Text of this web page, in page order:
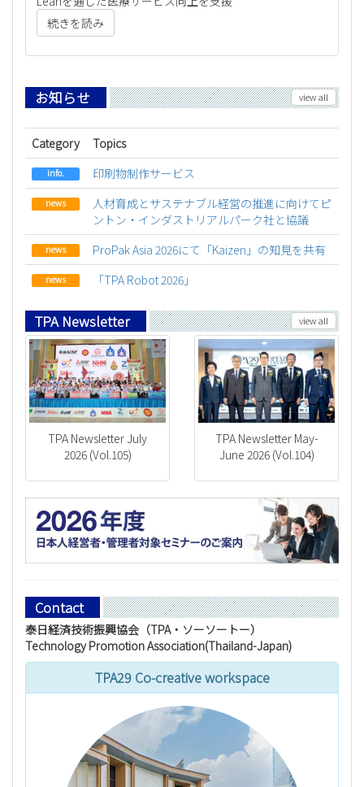
続きを読み
お知らせ view all
Category Topics
info. 印刷物制作サービス
news
人材育成とサステナブル経営の推進に向けてピ
ントン・インダストリアルパーク社と協議
news ProPak Asia 2026にて「Kaizen」の知見を共有
news 「TPA Robot 2026」
TPA Newsletter view all
TPA Newsletter July
2026 (Vol.105)
TPA Newsletter May-
June 2026 (Vol.104)
Contact
泰日経済技術振興協会（TPA・ソーソートー）
Technology Promotion Association(Thailand-Japan)
TPA29 Co-creative workspace